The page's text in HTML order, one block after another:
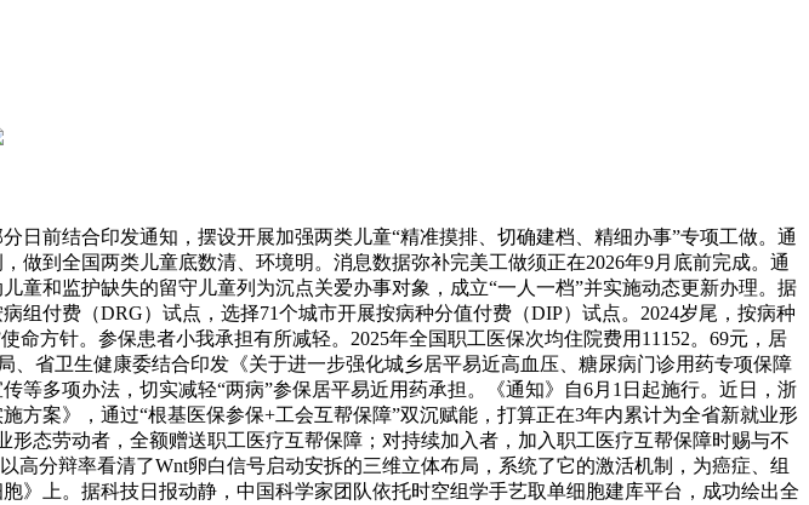
前结合印发通知，摆设开展加强两类儿童“精准摸排、切确建档、精细办事”专项工做。通
到全国两类儿童底数清、环境明。消息数据弥补完美工做须正在2026年9月底前完成。通
和监护缺失的留守儿童列为沉点关爱办事对象，成立“一人一档”并实施动态更新办理。据
组付费（DRG）试点，选择71个城市开展按病种分值付费（DIP）试点。2024岁尾，按病种
方针。参保患者小我承担有所减轻。2025年全国职工医保次均住院费用11152。69元，居
、省卫生健康委结合印发《关于进一步强化城乡居平易近高血压、糖尿病门诊用药专项保障
多项办法，切实减轻“两病”参保居平易近用药承担。《通知》自6月1日起施行。近日，浙
案》，通过“根基医保参保+工会互帮保障”双沉赋能，打算正在3年内累计为全省新就业形
态劳动者，全额赠送职工医疗互帮保障；对持续加入者，加入职工医疗互帮保障时赐与不
分辩率看清了Wnt卵白信号启动安拆的三维立体布局，系统了它的激活机制，为癌症、组
》上。据科技日报动静，中国科学家团队依托时空组学手艺取单细胞建库平台，成功绘出全